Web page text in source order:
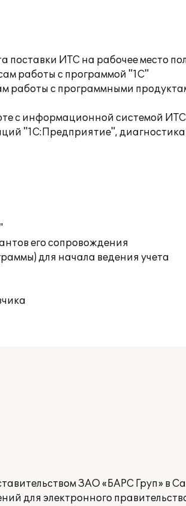
поставки ИТС на рабочее место
работы с программой "1С"
работы с программными
с информационной системой ИТС
"1С:Предприятие",
его сопровождения
для начала ведения учета
ЗАО «БАРС Груп» в
для электронного